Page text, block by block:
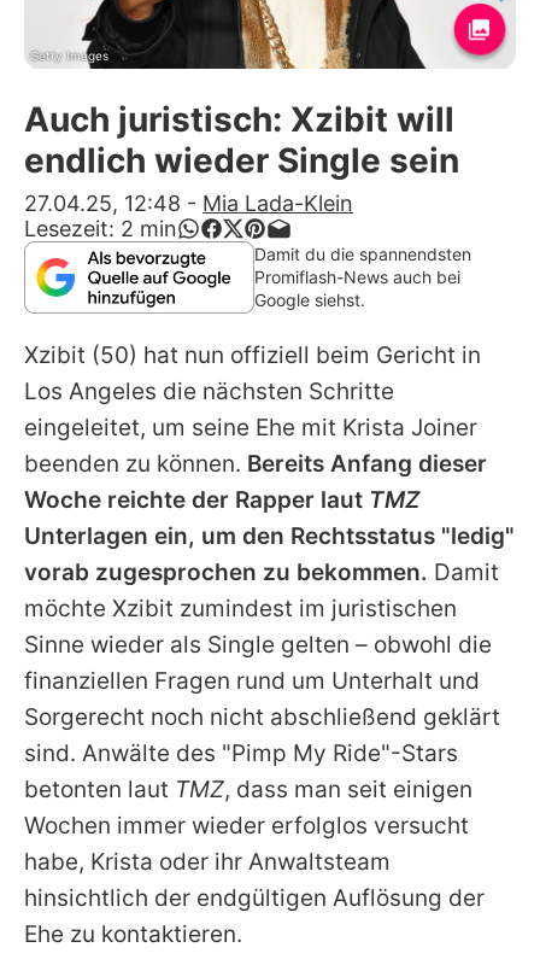
Familie & Liebe
Promiflash Exklusiv
Alle Themen auf Promiflash
App runterladen
Team
Redaktionelle Richtlinien
Impressum
Nutzungsbedingungen
Utiq verwalten
Getty Images
Auch juristisch: Xzibit will
endlich wieder Single sein
27.04.25, 12:48 - Mia Lada-Klein
Lesezeit: 2 min
Damit du die spannendsten
Promiflash-News auch bei
Google siehst.
Xzibit (50) hat nun offiziell beim Gericht in
Los Angeles die nächsten Schritte
eingeleitet, um seine Ehe mit Krista Joiner
beenden zu können. Bereits Anfang dieser
Woche reichte der Rapper laut TMZ
Unterlagen ein, um den Rechtsstatus "ledig"
vorab zugesprochen zu bekommen. Damit
möchte Xzibit zumindest im juristischen
Sinne wieder als Single gelten – obwohl die
finanziellen Fragen rund um Unterhalt und
Sorgerecht noch nicht abschließend geklärt
sind. Anwälte des "Pimp My Ride"-Stars
betonten laut TMZ, dass man seit einigen
Wochen immer wieder erfolglos versucht
habe, Krista oder ihr Anwaltsteam
hinsichtlich der endgültigen Auflösung der
Ehe zu kontaktieren.